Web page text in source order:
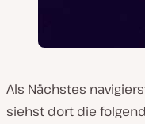
Als Nächstes
siehst dort die